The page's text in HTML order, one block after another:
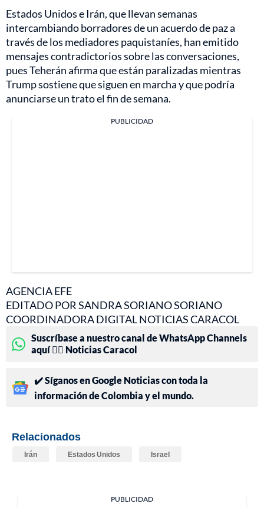
Estados Unidos e Irán, que llevan semanas
intercambiando borradores de un acuerdo de paz a
través de los mediadores paquistaníes, han emitido
mensajes contradictorios sobre las conversaciones,
pues Teherán afirma que están paralizadas mientras
Trump sostiene que siguen en marcha y que podría
anunciarse un trato el fin de semana.
PUBLICIDAD
AGENCIA EFE
EDITADO POR SANDRA SORIANO SORIANO
COORDINADORA DIGITAL NOTICIAS CARACOL
Suscríbase a nuestro canal de WhatsApp Channels
aquí 👉🏻 Noticias Caracol
✔️ Síganos en Google Noticias con toda la
información de Colombia y el mundo.
Relacionados
Irán Estados Unidos Israel
PUBLICIDAD